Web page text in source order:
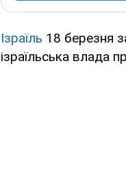
Ізраїль 18 березня
ізраїльська влада